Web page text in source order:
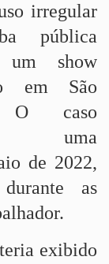
irregular
pública
um show
em São
O caso
uma
de 2022,
as
exibido